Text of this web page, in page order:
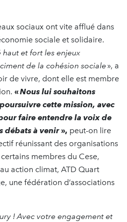
sociaux ont vite afflué dans
sociale et solidaire.
et fort les enjeux
de la cohésion sociale », a
de vivre, dont elle est membre
«Nous lui souhaitons
cette mission, avec
faire entendre la voix de
débats à venir», peut-on lire
réunissant des organisations
membres du Cese,
action climat, ATD Quart
une fédération d’associations
! Avec votre engagement et